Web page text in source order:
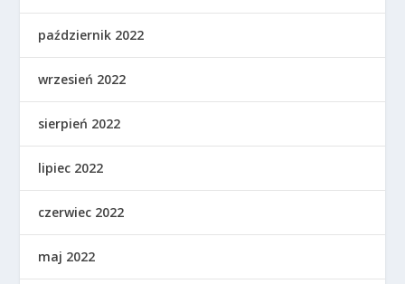
październik 2022
wrzesień 2022
sierpień 2022
lipiec 2022
czerwiec 2022
maj 2022